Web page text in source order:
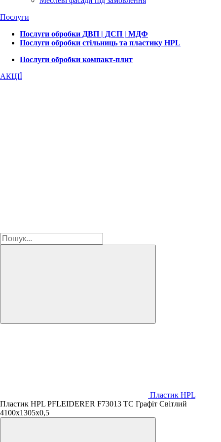
Послуги
Послуги обробки ДВП | ДСП | МДФ
Послуги обробки стільниць та пластику HPL
Послуги обробки компакт-плит
АКЦІЇ
Пластик HPL
Пластик HPL PFLEIDERER F73013 TC Графіт Світлий
4100х1305х0,5